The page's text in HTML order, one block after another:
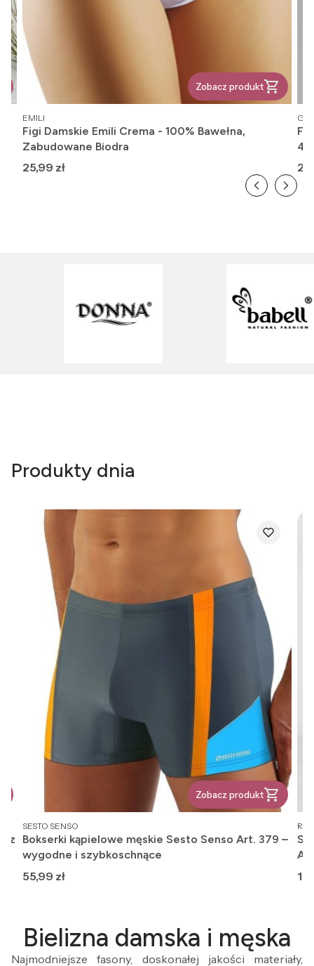
Zobacz produkt
PRODUCENT
EMILI
Figi Damskie Emili Crema - 100% Bawełna,
Zabudowane Biodra
Cena
25,99 zł
Produkty dnia
z
Zobacz produkt
PRODUCENT
SESTO SENSO
Bokserki kąpielowe męskie Sesto Senso Art. 379 –
wygodne i szybkoschnące
Cena
55,99 zł
Bielizna damska i męska
Najmodniejsze fasony, doskonałej jakości materiały,